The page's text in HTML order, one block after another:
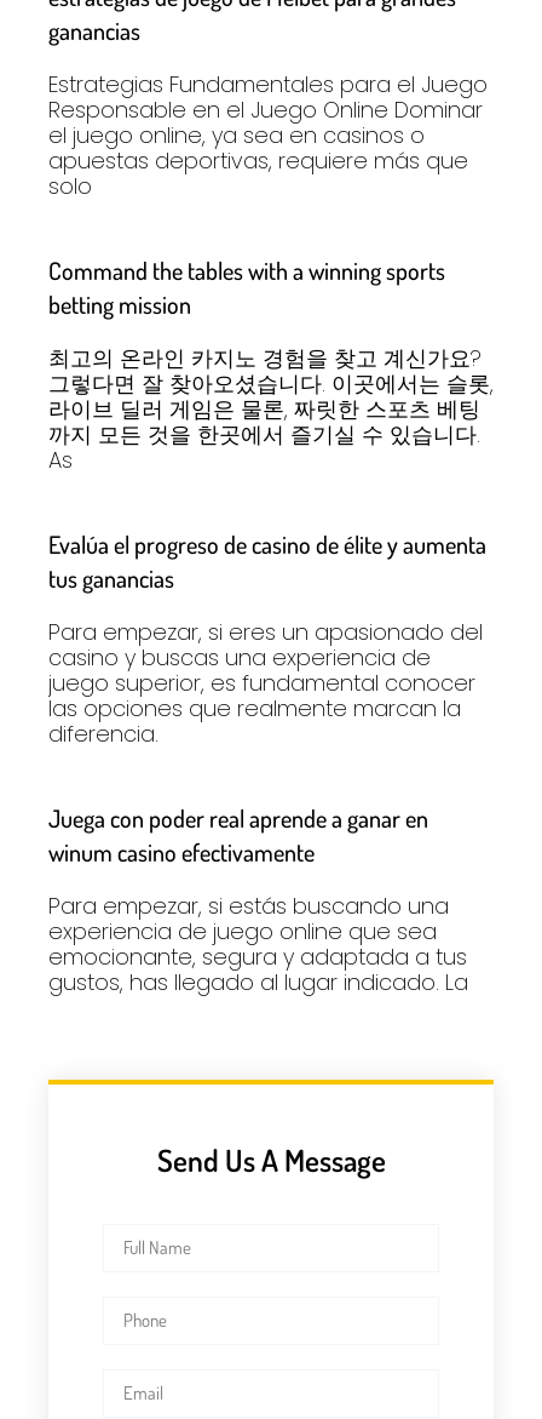
ganancias
Estrategias Fundamentales para el Juego
Responsable en el Juego Online Dominar
el juego online, ya sea en casinos o
apuestas deportivas, requiere más que
solo
Command the tables with a winning sports
betting mission
최고의 온라인 카지노 경험을 찾고 계신가요?
그렇다면 잘 찾아오셨습니다. 이곳에서는 슬롯,
라이브 딜러 게임은 물론, 짜릿한 스포츠 베팅
까지 모든 것을 한곳에서 즐기실 수 있습니다.
As
Evalúa el progreso de casino de élite y aumenta
tus ganancias
Para empezar, si eres un apasionado del
casino y buscas una experiencia de
juego superior, es fundamental conocer
las opciones que realmente marcan la
diferencia.
Juega con poder real aprende a ganar en
winum casino efectivamente
Para empezar, si estás buscando una
experiencia de juego online que sea
emocionante, segura y adaptada a tus
gustos, has llegado al lugar indicado. La
Send Us A Message